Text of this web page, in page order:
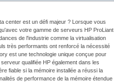
center est un défi majeur ? Lorsque vous
votre gamme de serveurs HP ProLiant
de l'industrie comme la virtualisation
très performants ont renforcé la nécessité
est une technologie unique conçue pour
qualifiée HP également dans les
fiable si la mémoire installée a réussi la
de performance de la mémoire étendue